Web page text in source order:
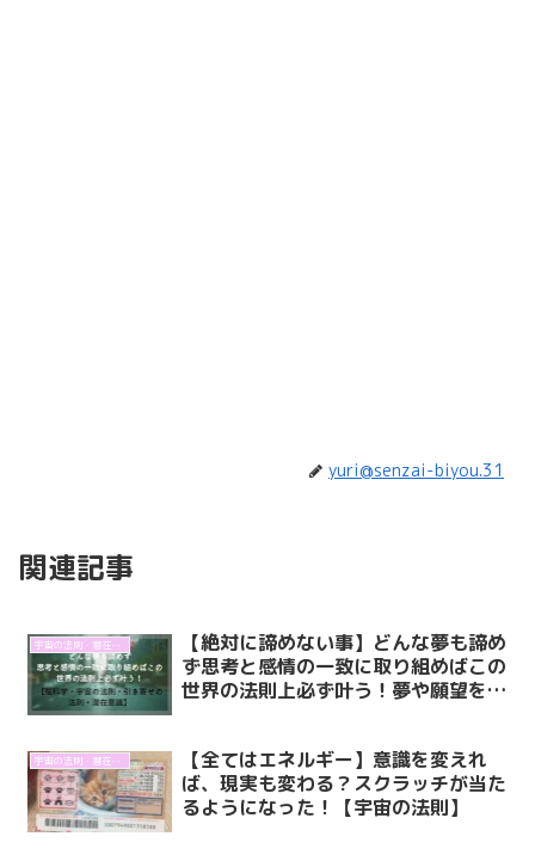
yuri@senzai-biyou.31
関連記事
宇宙の法則・潜在意識
【絶対に諦めない事】どんな夢も諦め
ず思考と感情の一致に取り組めばこの
世界の法則上必ず叶う！夢や願望を現
則・引き寄せの法則・潜在意識】
宇宙の法則・潜在意識
【全てはエネルギー】意識を変えれ
ば、現実も変わる？スクラッチが当た
るようになった！【宇宙の法則】